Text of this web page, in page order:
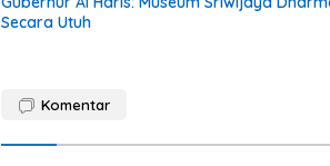
Secara Utuh
Komentar